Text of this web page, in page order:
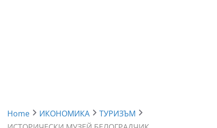
Home ИКОНОМИКА
ТУРИЗЪМ